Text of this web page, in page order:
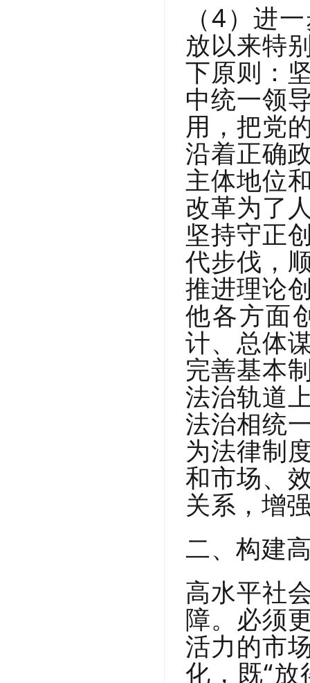
（4）进
放以来特
下原则：
中统一领
用，把党
沿着正确
主体地位
改革为了
坚持守正
代步伐，
推进理论
他各方面
计、总体
完善基本
法治轨道
法治相统
为法律制
和市场、
关系，增
二、构建
高水平社
障。必须
活力的市
化，既“